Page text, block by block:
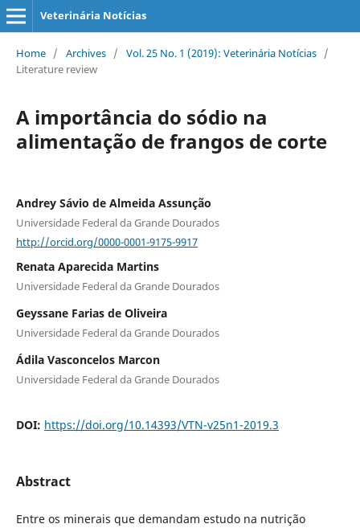
Veterinária Notícias
Home / Archives / Vol. 25 No. 1 (2019): Veterinária Notícias /
Literature review
A importância do sódio na
alimentação de frangos de corte
Andrey Sávio de Almeida Assunção
Universidade Federal da Grande Dourados
http://orcid.org/0000-0001-9175-9917
Renata Aparecida Martins
Universidade Federal da Grande Dourados
Geyssane Farias de Oliveira
Universidade Federal da Grande Dourados
Ádila Vasconcelos Marcon
Universidade Federal da Grande Dourados
DOI: https://doi.org/10.14393/VTN-v25n1-2019.3
Abstract
Entre os minerais que demandam estudo na nutrição